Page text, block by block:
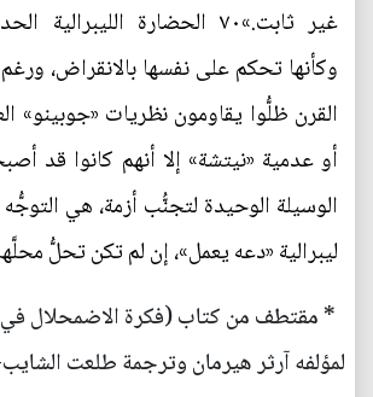
غير ثابت.»٧٠ الحضارة
وكأنها تحكم على نفسها بالانقراض، ورغم
القرن ظلُّوا يقاومون نظريات «جوبينو»
أو عدمية «نيتشة» إلا أنهم كانوا قد
الوسيلة الوحيدة لتجنُّب أزمة، هي
ليبرالية «دعه يعمل»، إن لم تكن تحلُّ
* مقتطف من كتاب (فكرة الاضمحلال في
لمؤلفه آرثر هيرمان وترجمة طلعت